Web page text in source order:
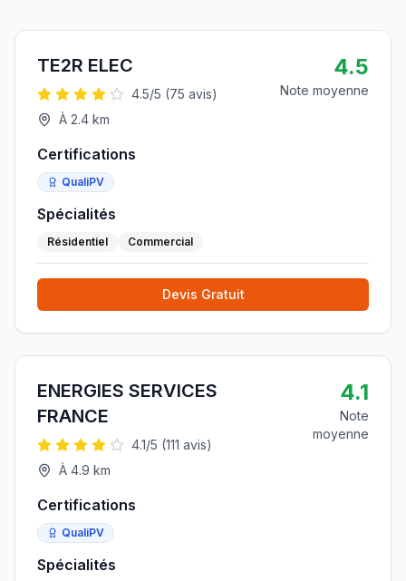
TE2R ELEC
4.5/5 (75 avis)
À 2.4 km
4.5
Note moyenne
Certifications
QualiPV
Spécialités
Résidentiel Commercial
Devis Gratuit
ENERGIES SERVICES
FRANCE
4.1/5 (111 avis)
À 4.9 km
4.1
Note
moyenne
Certifications
QualiPV
Spécialités